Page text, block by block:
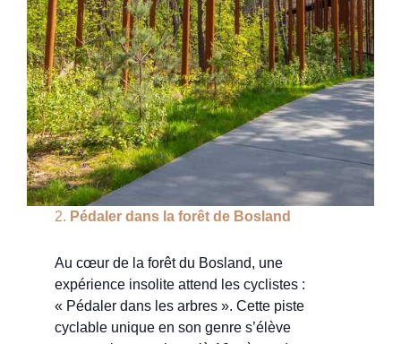
2. Pédaler dans la forêt de Bosland
Au cœur de la forêt du Bosland, une
expérience insolite attend les cyclistes :
« Pédaler dans les arbres ». Cette piste
cyclable unique en son genre s’élève